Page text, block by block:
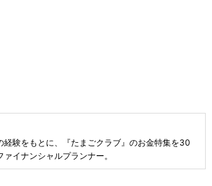
経験をもとに、『たまごクラブ』のお金特集を30
イナンシャルプランナー。